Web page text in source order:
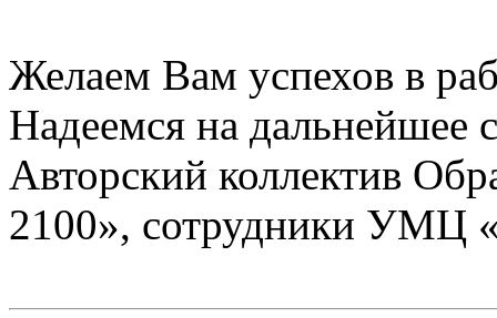
Желаем Вам успехов в
Надеемся на дальнейшее
Авторский коллектив
2100», сотрудники УМЦ